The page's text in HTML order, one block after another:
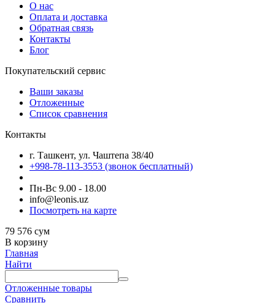
О нас
Оплата и доставка
Обратная связь
Контакты
Блог
Покупательский сервис
Ваши заказы
Отложенные
Список сравнения
Контакты
г. Ташкент, ул. Чаштепа 38/40
+998-78-113-3553 (звонок бесплатный)
Пн-Вс 9.00 - 18.00
info@leonis.uz
Посмотреть на карте
79 576 сум
В корзину
Главная
Найти
Отложенные товары
Сравнить